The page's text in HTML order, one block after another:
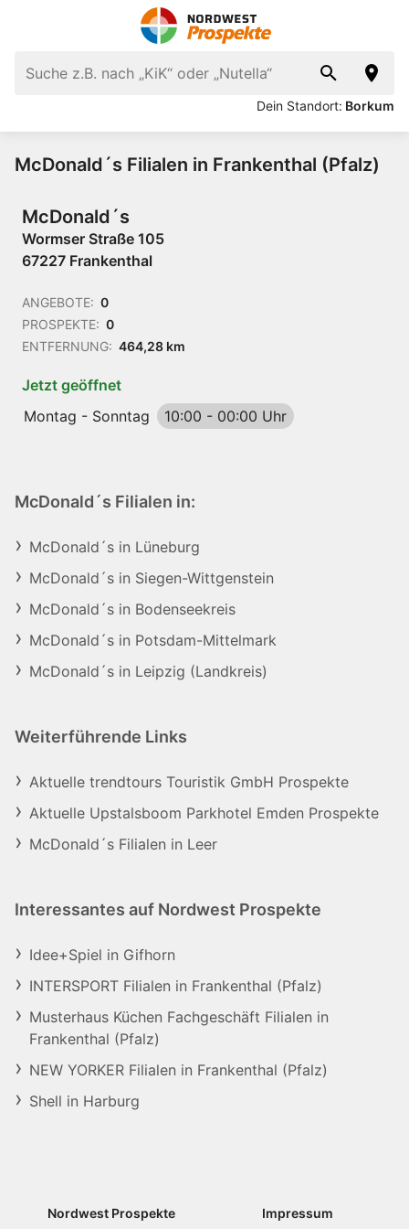
Dein Standort: Borkum
McDonald´s Filialen in Frankenthal (Pfalz)
McDonald´s
Wormser Straße 105
67227 Frankenthal
ANGEBOTE: 0
PROSPEKTE: 0
ENTFERNUNG: 464,28 km
Jetzt geöffnet
Montag - Sonntag
10:00 - 00:00 Uhr
McDonald´s Filialen in:
McDonald´s in Lüneburg
McDonald´s in Siegen-Wittgenstein
McDonald´s in Bodenseekreis
McDonald´s in Potsdam-Mittelmark
McDonald´s in Leipzig (Landkreis)
Weiterführende Links
Aktuelle trendtours Touristik GmbH Prospekte
Aktuelle Upstalsboom Parkhotel Emden Prospekte
McDonald´s Filialen in Leer
Interessantes auf Nordwest Prospekte
Idee+Spiel in Gifhorn
INTERSPORT Filialen in Frankenthal (Pfalz)
Musterhaus Küchen Fachgeschäft Filialen in
Frankenthal (Pfalz)
NEW YORKER Filialen in Frankenthal (Pfalz)
Shell in Harburg
Nordwest Prospekte Impressum